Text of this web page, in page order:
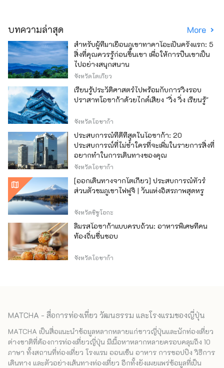
บทความล่าสุด More
สำหรับผู้ที่มาเยือนภูเขาทาคาโอะเป็นครั้งแรก: 5
สิ่งที่คุณควรรู้ก่อนขึ้นเขา เพื่อให้การปีนเขาเป็น
ไปอย่างสนุกสนาน
จังหวัดโตเกียว
เรียนรู้ประวัติศาสตร์ไปพร้อมกับการวิ่งรอบ
ปราสาทโอซาก้าด้วยไกด์เสียง "วิ่ง วิ่ง เรียนรู้"
จังหวัดโอซาก้า
ประสบการณ์ที่ดีที่สุดในโอซาก้า: 20
ประสบการณ์ที่ไม่ซ้ำใครที่จะเพิ่มในรายการสิ่งที่
อยากทำในการเดินทางของคุณ
จังหวัดโอซาก้า
[ออกเดินทางจากโตเกียว] ประสบการณ์ทัวร์
ส่วนตัวชมภูเขาไฟฟูจิ | วันแห่งอิสรภาพสุดหรู
จังหวัดชิซูโอกะ
ลิ้มรสโอซาก้าแบบครบถ้วน: อาหารพิเศษที่คน
ท้องถิ่นชื่นชอบ
จังหวัดโอซาก้า
MATCHA - สื่อการท่องเที่ยว วัฒนธรรม และโรงแรมของญี่ปุ่น
MATCHA เป็นสื่อแนะนำข้อมูลหลากหลายแก่ชาวญี่ปุ่นและนักท่องเที่ยว
ต่างชาติที่ต้องการท่องเที่ยวญี่ปุ่น มีเนื้อหาหลากหลายครอบคลุมถึง 10
ภาษา ทั้งสถานที่ท่องเที่ยว โรงแรม ออนเซ็น อาหาร การชอปปิง วิธีการ
เดินทาง และตัวอย่างเส้นทางท่องเที่ยว อีกทั้งยังเผยแพร่ข้อมูลที่เป็น